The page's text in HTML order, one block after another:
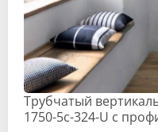
Трубчатый
1750-5с-324-U с